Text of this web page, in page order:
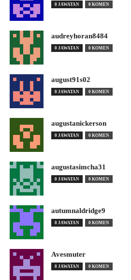
0 JAWATAN 0 KOMEN
audreyhoran8484
0 JAWATAN 0 KOMEN
august91s02
0 JAWATAN 0 KOMEN
augustanickerson
0 JAWATAN 0 KOMEN
augustasimcha31
0 JAWATAN 0 KOMEN
autumnaldridge9
0 JAWATAN 0 KOMEN
Avesmuter
0 JAWATAN 0 KOMEN